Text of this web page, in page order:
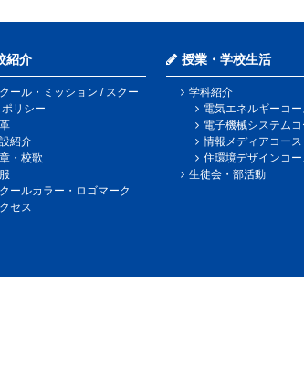
紹介
ール・ミッション / スクー
ポリシー
紹介
・校歌
ールカラー・ロゴマーク
セス
授業・学校生活
学科紹介
電気エネルギーコー
電子機械システムコ
情報メディアコース
住環境デザインコー
生徒会・部活動